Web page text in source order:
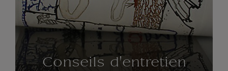
Conseils d'entretien